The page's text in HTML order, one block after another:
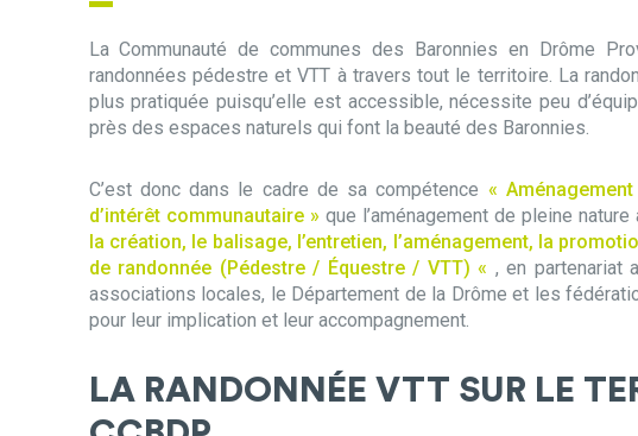
La Communauté de communes des Baronnies en Drôme
randonnées pédestre et VTT à travers tout le territoire. La
plus pratiquée puisqu’elle est accessible, nécessite peu
près des espaces naturels qui font la beauté des Baronnies.
C’est donc dans le cadre de sa compétence «
d’intérêt communautaire » que l’aménagement de pleine
la création, le balisage, l’entretien, l’aménagement, la
de randonnée (Pédestre / Équestre / VTT) « , en partenariat
associations locales, le Département de la Drôme et les
pour leur implication et leur accompagnement.
LA RANDONNÉE VTT SUR LE